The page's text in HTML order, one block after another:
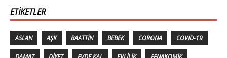
ETIKETLER
ASLAN AŞK BAATTIN BEBEK CORONA COVID-19